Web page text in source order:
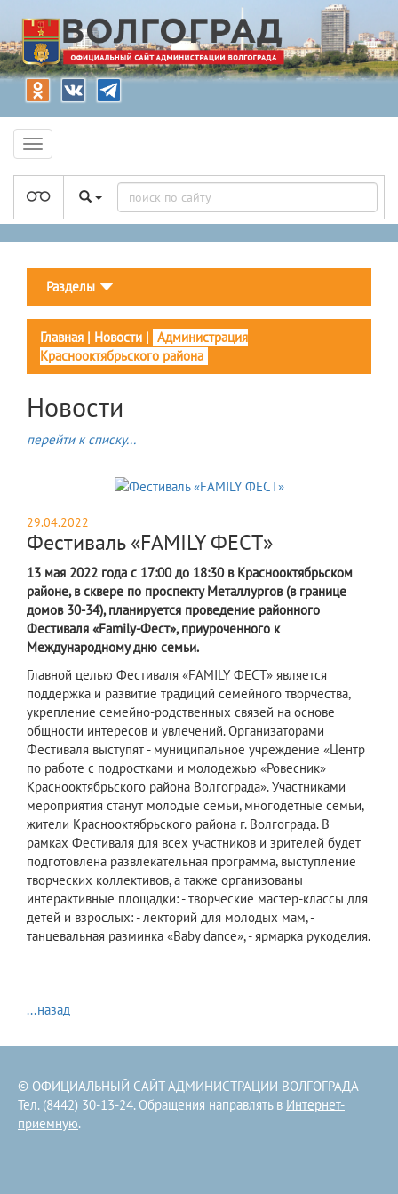
Разделы
Главная | Новости | Администрация
Краснооктябрьского района
Новости
перейти к списку...
29.04.2022
Фестиваль «FAMILY ФЕСТ»
13 мая 2022 года с 17:00 до 18:30 в Краснооктябрьском
районе, в сквере по проспекту Металлургов (в границе
домов 30-34), планируется проведение районного
Фестиваля «Family-Фест», приуроченного к
Международному дню семьи.
Главной целью Фестиваля «FAMILY ФЕСТ» является
поддержка и развитие традиций семейного творчества,
укрепление семейно-родственных связей на основе
общности интересов и увлечений. Организаторами
Фестиваля выступят - муниципальное учреждение «Центр
по работе с подростками и молодежью «Ровесник»
Краснооктябрьского района Волгограда». Участниками
мероприятия станут молодые семьи, многодетные семьи,
жители Краснооктябрьского района г. Волгограда. В
рамках Фестиваля для всех участников и зрителей будет
подготовлена развлекательная программа, выступление
творческих коллективов, а также организованы
интерактивные площадки: - творческие мастер-классы для
детей и взрослых: - лекторий для молодых мам, -
танцевальная разминка «Baby dance», - ярмарка рукоделия.
...назад
© ОФИЦИАЛЬНЫЙ САЙТ АДМИНИСТРАЦИИ ВОЛГОГРАДА
Тел. (8442) 30-13-24. Обращения направлять в Интернет-
приемную.